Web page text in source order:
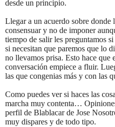
desde un principio.
Llegar a un acuerdo sobre donde
consensuar y no de imponer
tiempo de salir les preguntamos
si necesitan que paremos que lo
no llevamos prisa. Esto hace que
conversación empiece a fluir.
las que congenias más y con las
Como puedes ver si haces las
marcha muy contenta…
perfil de Blablacar de Jose
muy dispares y de todo tipo.